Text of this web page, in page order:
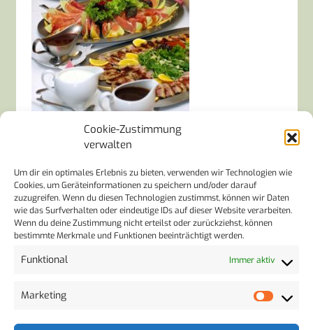
Cookie-Zustimmung
verwalten
Um dir ein optimales Erlebnis zu bieten, verwenden wir Technologien wie
Cookies, um Geräteinformationen zu speichern und/oder darauf
zuzugreifen. Wenn du diesen Technologien zustimmst, können wir Daten
wie das Surfverhalten oder eindeutige IDs auf dieser Website verarbeiten.
Wenn du deine Zustimmung nicht erteilst oder zurückziehst, können
bestimmte Merkmale und Funktionen beeinträchtigt werden.
Funktional Immer aktiv
Marketing
SCHREIBE EINEN KOMMENTAR
Deine E-Mail-Adresse wird nicht veröffentlicht.
Erforderliche Felder sind mit*markiert
Kommentar